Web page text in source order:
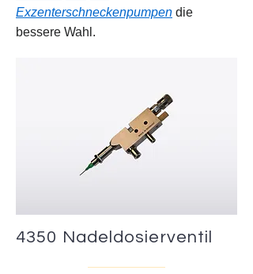
Exzenterschneckenpumpen die
bessere Wahl.
4350 Nadeldosierventil